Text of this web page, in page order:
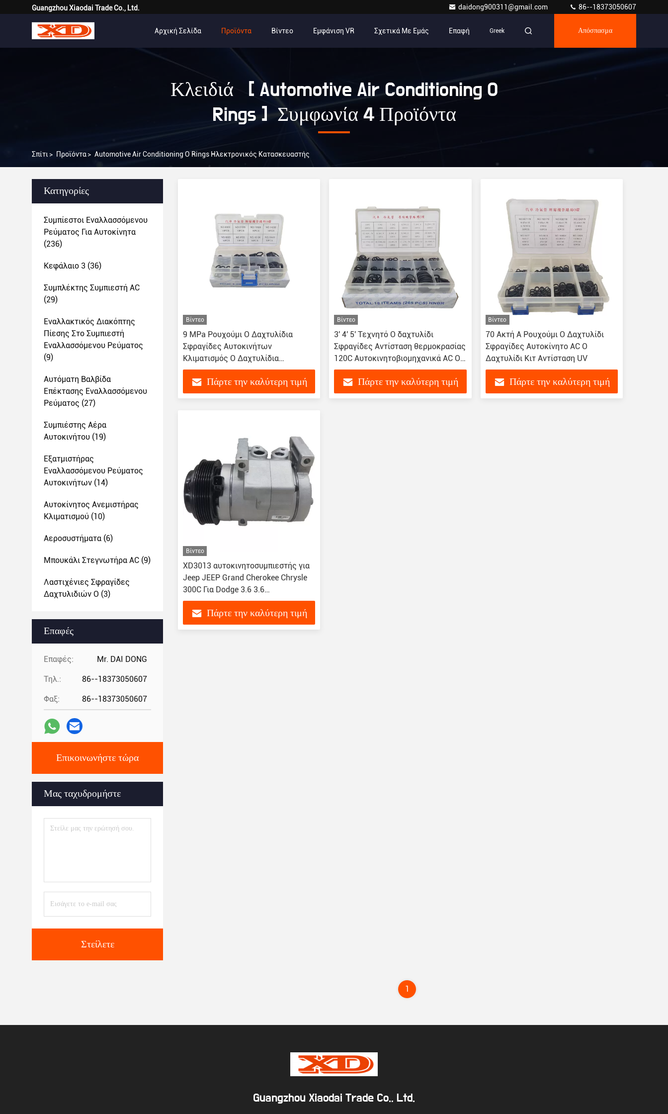
Guangzhou Xiaodai Trade Co., Ltd. daidong900311@gmail.com 86--18373050607
Αρχική Σελίδα Προϊόντα Βίντεο Εμφάνιση VR Σχετικά Με Εμάς Επαφή Greek Απόσπασμα
Κλειδιά [ Automotive Air Conditioning O
Rings ] Συμφωνία 4 Προϊόντα
Σπίτι > Προϊόντα> Automotive Air Conditioning O Rings Ηλεκτρονικός Κατασκευαστής
Κατηγορίες
Συμπίεστοι Εναλλασσόμενου
Ρεύματος Για Αυτοκίνητα
(236)
Κεφάλαιο 3 (36)
Συμπλέκτης Συμπιεστή AC
(29)
Εναλλακτικός Διακόπτης
Πίεσης Στο Συμπιεστή
Εναλλασσόμενου Ρεύματος
(9)
Αυτόματη Βαλβίδα
Επέκτασης Εναλλασσόμενου
Ρεύματος (27)
Συμπιέστης Αέρα
Αυτοκινήτου (19)
Εξατμιστήρας
Εναλλασσόμενου Ρεύματος
Αυτοκινήτων (14)
Αυτοκίνητος Ανεμιστήρας
Κλιματισμού (10)
Αεροσυστήματα (6)
Μπουκάλι Στεγνωτήρα AC (9)
Λαστιχένιες Σφραγίδες
Δαχτυλιδιών Ο (3)
Επαφές
Επαφές: Mr. DAI DONG
Τηλ.: 86--18373050607
Φαξ: 86--18373050607
Επικοινωνήστε τώρα
Μας ταχυδρομήστε
Στείλετε
Βίντεο
9 MPa Ρουχούμι O Δαχτυλίδια
Σφραγίδες Αυτοκινήτων
Κλιματισμός O Δαχτυλίδια
Αντίσταση σε χημικούς διαλύτες
Πάρτε την καλύτερη τιμή
Βίντεο
3' 4' 5' Τεχνητό O δαχτυλίδι
Σφραγίδες Αντίσταση θερμοκρασίας
120C Αυτοκινητοβιομηχανικά AC O
δαχτυλίδια
Πάρτε την καλύτερη τιμή
Βίντεο
70 Ακτή A Ρουχούμι O Δαχτυλίδι
Σφραγίδες Αυτοκίνητο AC O
Δαχτυλίδι Κιτ Αντίσταση UV
Πάρτε την καλύτερη τιμή
Βίντεο
XD3013 αυτοκινητοσυμπιεστής για
Jeep JEEP Grand Cherokee Chrysle
300C Για Dodge 3.6 3.6
F500DW9AA04 F500DW9AA
68021637AD
Πάρτε την καλύτερη τιμή
1
Guangzhou Xiaodai Trade Co., Ltd.